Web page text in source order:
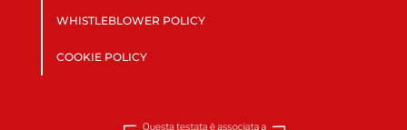
WHISTLEBLOWER POLICY
COOKIE POLICY